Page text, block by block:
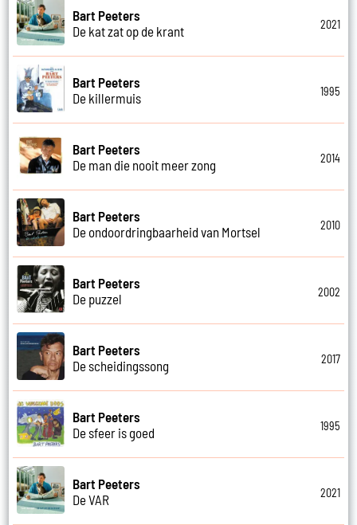
Bart Peeters
De kat zat op de krant
2021
Bart Peeters
De killermuis
1995
Bart Peeters
De man die nooit meer zong
2014
Bart Peeters
De ondoordringbaarheid van Mortsel
2010
Bart Peeters
De puzzel
2002
Bart Peeters
De scheidingssong
2017
Bart Peeters
De sfeer is goed
1995
Bart Peeters
De VAR
2021